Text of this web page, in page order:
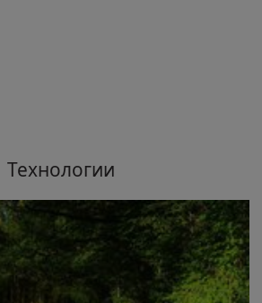
Технологии